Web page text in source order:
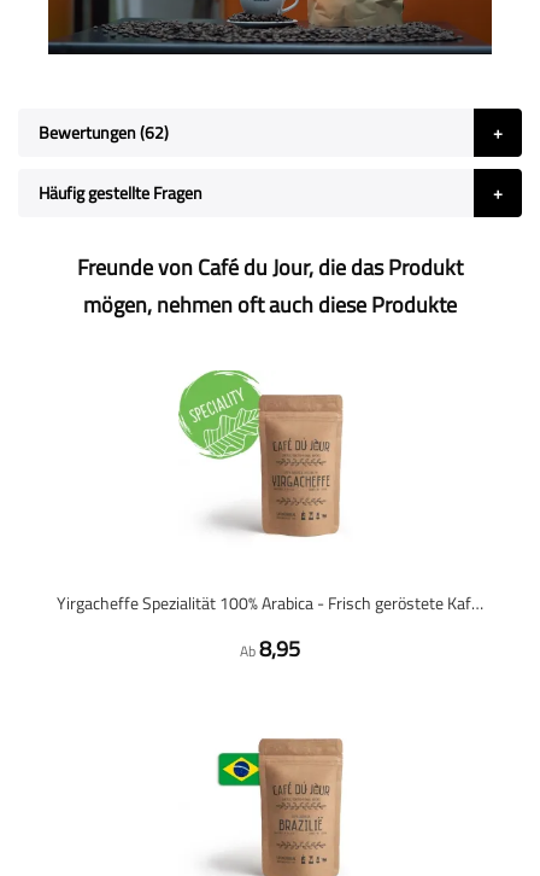
Bewertungen 62
Häufig gestellte Fragen
Freunde von Café du Jour, die das Produkt
mögen, nehmen oft auch diese Produkte
Yirgacheffe Spezialität 100% Arabica - Frisch geröstete Kaffeebohnen
Ab8,95